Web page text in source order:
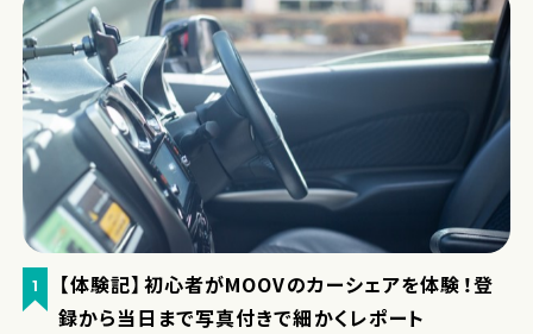
1
【体験記】初心者がMOOVのカーシェアを体験！登
録から当日まで写真付きで細かくレポート